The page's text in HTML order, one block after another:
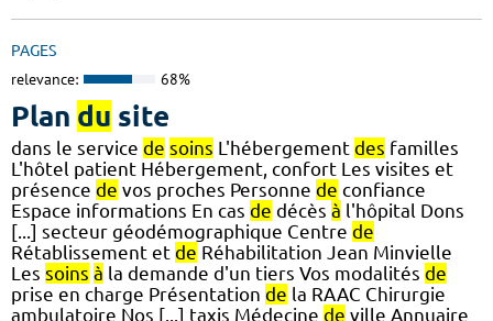
PAGES
relevance: 68%
Plan du site
dans le service de soins L'hébergement des familles
L'hôtel patient Hébergement, confort Les visites et
présence de vos proches Personne de confiance
Espace informations En cas de décès à l'hôpital Dons
[...] secteur géodémographique Centre de
Rétablissement et de Réhabilitation Jean Minvielle
Les soins à la demande d'un tiers Vos modalités de
prise en charge Présentation de la RAAC Chirurgie
ambulatoire Nos [...] taxis Médecine de ville Annuaire